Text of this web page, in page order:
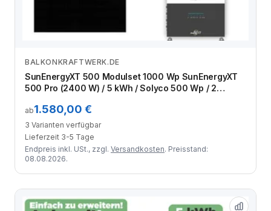
Zum Angebot
BALKONKRAFTWERK.DE
SunEnergyXT 500 Modulset 1000 Wp SunEnergyXT
500 Pro (2400 W) / 5 kWh / Solyco 500 Wp / 2
ab1.580,00 €
3 Varianten verfügbar
Lieferzeit 3-5 Tage
Endpreis inkl. USt., zzgl. Versandkosten. Preisstand:
08.08.2026.